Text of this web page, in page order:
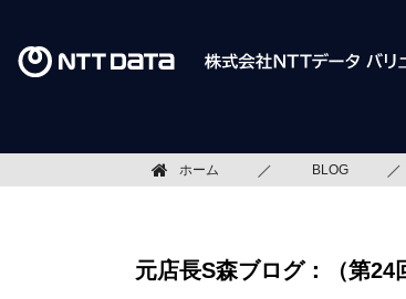
ホーム BLOG
元店長S森ブログ：（第24